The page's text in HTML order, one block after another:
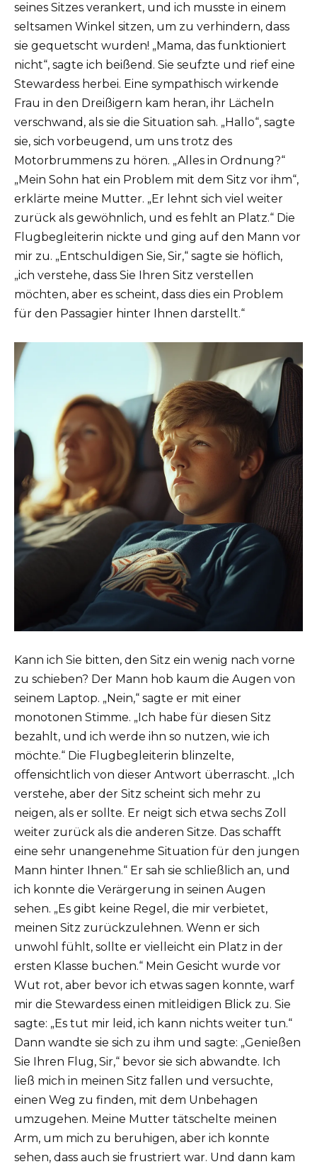
seines Sitzes verankert, und ich musste in einem
seltsamen Winkel sitzen, um zu verhindern, dass
sie gequetscht wurden! „Mama, das funktioniert
nicht“, sagte ich beißend. Sie seufzte und rief eine
Stewardess herbei. Eine sympathisch wirkende
Frau in den Dreißigern kam heran, ihr Lächeln
verschwand, als sie die Situation sah. „Hallo“, sagte
sie, sich vorbeugend, um uns trotz des
Motorbrummens zu hören. „Alles in Ordnung?“
„Mein Sohn hat ein Problem mit dem Sitz vor ihm“,
erklärte meine Mutter. „Er lehnt sich viel weiter
zurück als gewöhnlich, und es fehlt an Platz.“ Die
Flugbegleiterin nickte und ging auf den Mann vor
mir zu. „Entschuldigen Sie, Sir,“ sagte sie höflich,
„ich verstehe, dass Sie Ihren Sitz verstellen
möchten, aber es scheint, dass dies ein Problem
für den Passagier hinter Ihnen darstellt.“
Kann ich Sie bitten, den Sitz ein wenig nach vorne
zu schieben? Der Mann hob kaum die Augen von
seinem Laptop. „Nein,“ sagte er mit einer
monotonen Stimme. „Ich habe für diesen Sitz
bezahlt, und ich werde ihn so nutzen, wie ich
möchte.“ Die Flugbegleiterin blinzelte,
offensichtlich von dieser Antwort überrascht. „Ich
verstehe, aber der Sitz scheint sich mehr zu
neigen, als er sollte. Er neigt sich etwa sechs Zoll
weiter zurück als die anderen Sitze. Das schafft
eine sehr unangenehme Situation für den jungen
Mann hinter Ihnen.“ Er sah sie schließlich an, und
ich konnte die Verärgerung in seinen Augen
sehen. „Es gibt keine Regel, die mir verbietet,
meinen Sitz zurückzulehnen. Wenn er sich
unwohl fühlt, sollte er vielleicht ein Platz in der
ersten Klasse buchen.“ Mein Gesicht wurde vor
Wut rot, aber bevor ich etwas sagen konnte, warf
mir die Stewardess einen mitleidigen Blick zu. Sie
sagte: „Es tut mir leid, ich kann nichts weiter tun.“
Dann wandte sie sich zu ihm und sagte: „Genießen
Sie Ihren Flug, Sir,“ bevor sie sich abwandte. Ich
ließ mich in meinen Sitz fallen und versuchte,
einen Weg zu finden, mit dem Unbehagen
umzugehen. Meine Mutter tätschelte meinen
Arm, um mich zu beruhigen, aber ich konnte
sehen, dass auch sie frustriert war. Und dann kam